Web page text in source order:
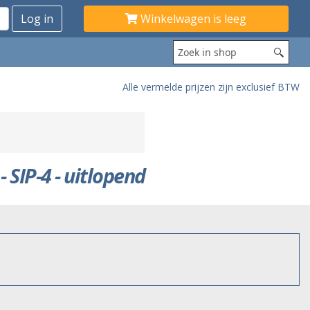
Winkelwagen is leeg
Alle vermelde prijzen zijn exclusief BTW
SIP-4 - uitlopend